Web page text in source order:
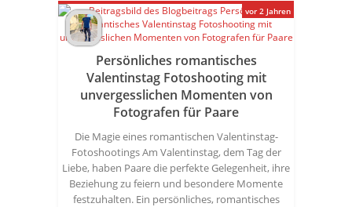
Persönliches romantisches
Valentinstag Fotoshooting mit
unvergesslichen Momenten von
Fotografen für Paare
Die Magie eines romantischen Valentinstag-
Fotoshootings Am Valentinstag, dem Tag der
Liebe, haben Paare die perfekte Gelegenheit, ihre
Beziehung zu feiern und besondere Momente
festzuhalten. Ein persönliches, romantisches
vor 2 Jahren